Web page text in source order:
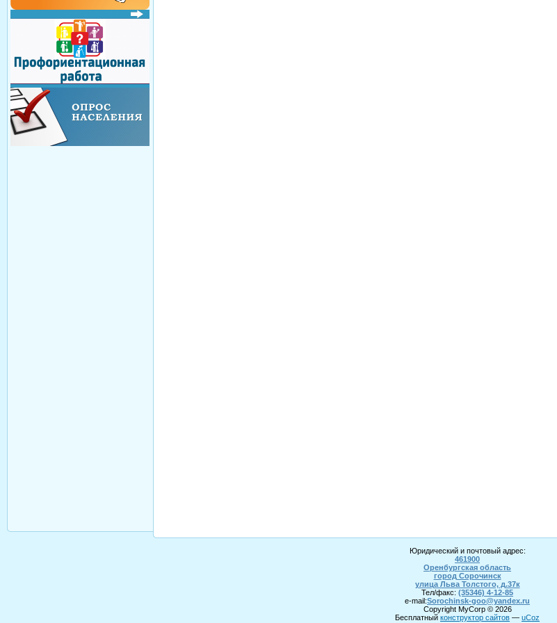
Юридический и почтовый адрес:
461900
Оренбургская область
город Сорочинск
улица Льва Толстого, д.37к
Тел/факс: (35346) 4-12-85
e-mail:Sorochinsk-goo@yandex.ru
Copyright MyCorp © 2026
Бесплатный конструктор сайтов — uCoz